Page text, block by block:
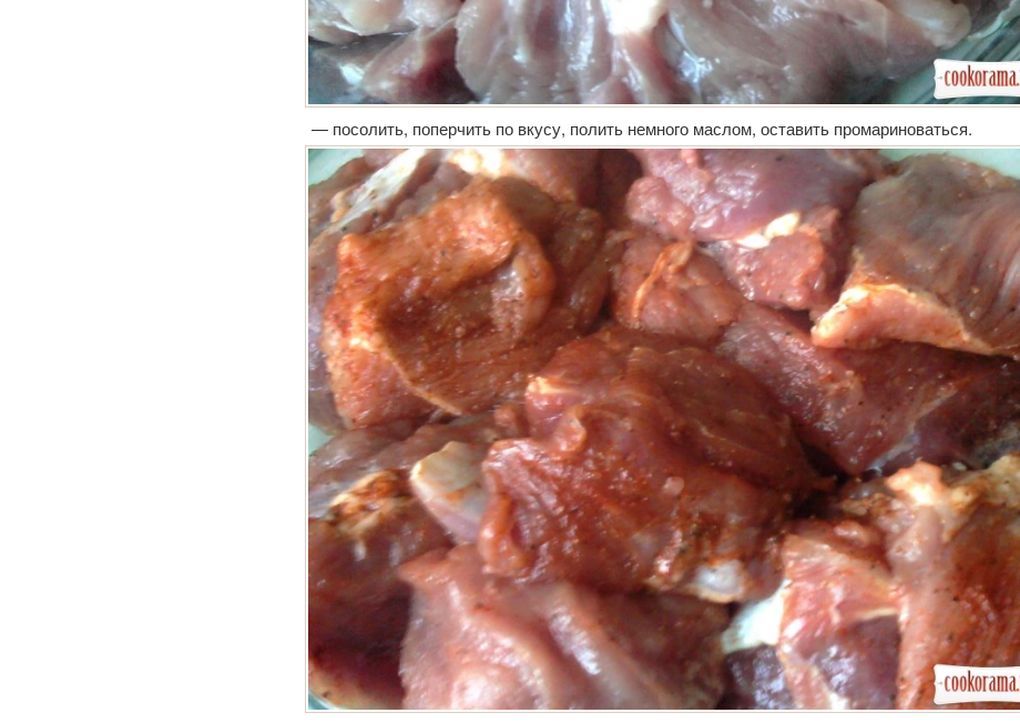
— посолить, поперчить по вкусу, полить немного маслом, оставить промариноваться.